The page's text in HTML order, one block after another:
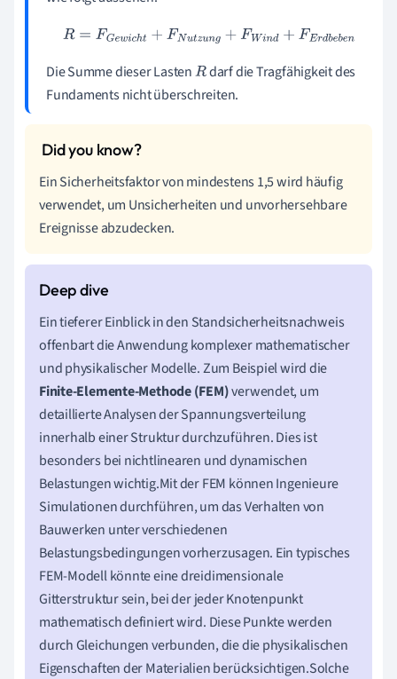
R =FGewich t+FNutzung+ FWind+FE rd beben
Die Summe dieser LastenR darf die Tragfähigkeit des
Fundaments nicht überschreiten.
Ein Sicherheitsfaktor von mindestens 1,5 wird häufig
verwendet, um Unsicherheiten und unvorhersehbare
Ereignisse abzudecken.
Ein tieferer Einblick in den Standsicherheitsnachweis
offenbart die Anwendung komplexer mathematischer
und physikalischer Modelle. Zum Beispiel wird die
Finite-Elemente-Methode (FEM)verwendet, um
detaillierte Analysen der Spannungsverteilung
innerhalb einer Struktur durchzuführen. Dies ist
besonders bei nichtlinearen und dynamischen
Belastungen wichtig.Mit der FEM können Ingenieure
Simulationen durchführen, um das Verhalten von
Bauwerken unter verschiedenen
Belastungsbedingungen vorherzusagen. Ein typisches
FEM-Modell könnte eine dreidimensionale
Gitterstruktur sein, bei der jeder Knotenpunkt
mathematisch definiert wird. Diese Punkte werden
durch Gleichungen verbunden, die die physikalischen
Eigenschaften der Materialien berücksichtigen.Solche